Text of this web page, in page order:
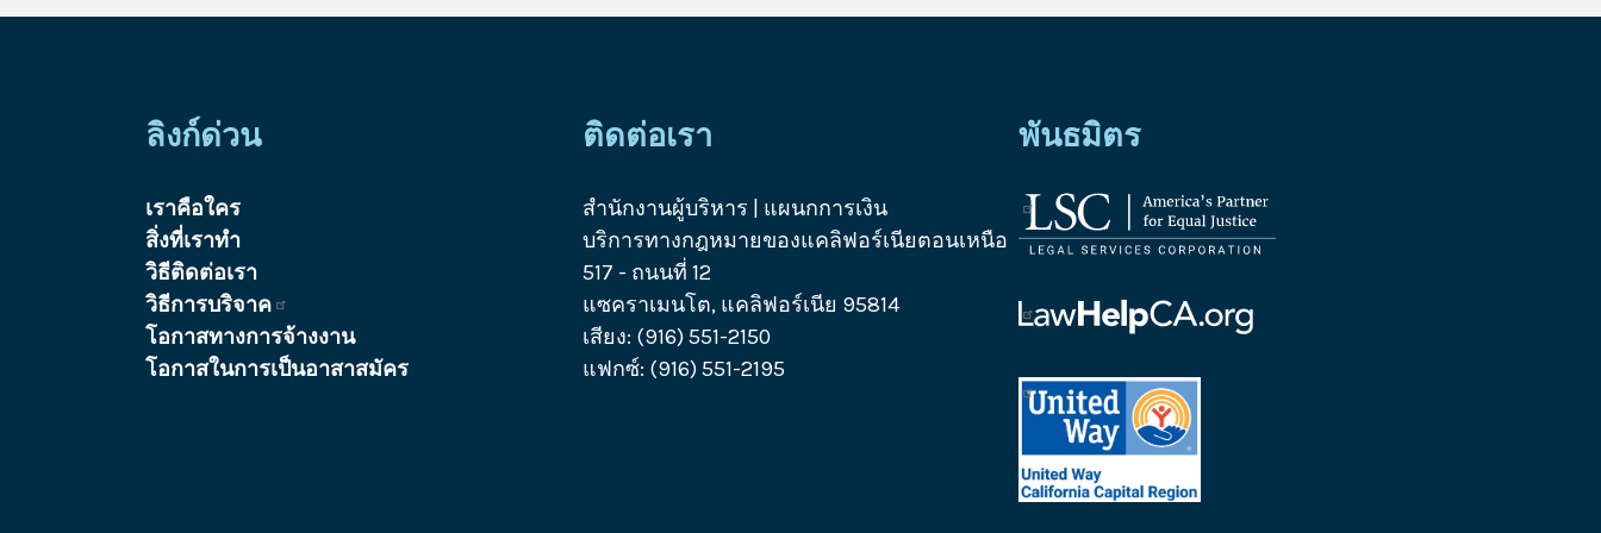
ลิงก์ด่วน
เราคือใคร
สิ่งที่เราทำ
วิธีติดต่อเรา
วิธีการบริจาค
โอกาสทางการจ้างงาน
โอกาสในการเป็นอาสาสมัคร
ติดต่อเรา
สำนักงานผู้บริหาร | แผนกการเงิน
บริการทางกฎหมายของแคลิฟอร์เนียตอนเหนือ
517 - ถนนที่ 12
แซคราเมนโต, แคลิฟอร์เนีย 95814
เสียง: (916) 551-2150
แฟกซ์: (916) 551-2195
พันธมิตร
โลโก้
บริษัท
ทาง
โลโก้
ช่วย
เหลือ
กฎหมาย
แคลิฟอร์เนีย
โลโก้
United
Way
California